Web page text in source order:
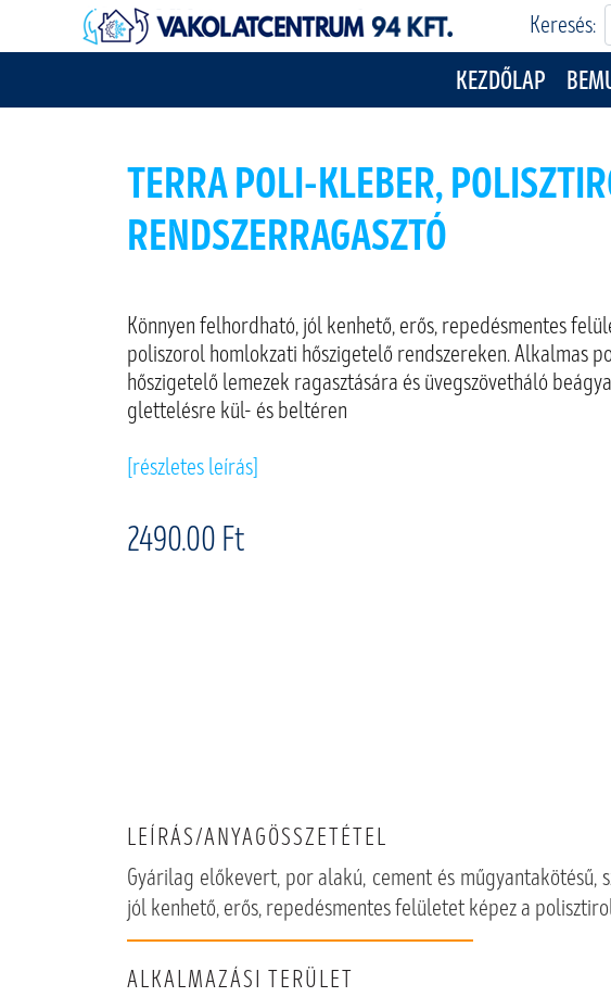
Keresés:
KEZDŐLAP
TERRA POLI-KLEBER,
RENDSZERRAGASZTÓ
Könnyen felhordható, jól kenhető, erős, repedésmentes
poliszorol homlokzati hőszigetelő rendszereken. Alkalmas
hőszigetelő lemezek ragasztására és üvegszövetháló
glettelésre kül- és beltéren
[részletes leírás]
2490.00 Ft
LEÍRÁS/ANYAGÖSSZETÉTEL
Gyárilag előkevert, por alakú, cement és
jól kenhető, erős, repedésmentes felületet képez a
ALKALMAZÁSI TERÜLET